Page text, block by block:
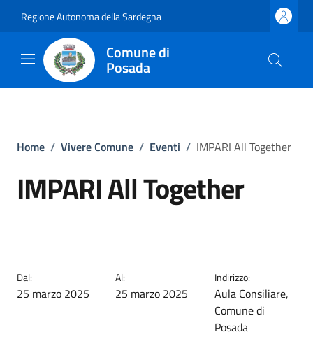
Regione Autonoma della Sardegna
Comune di
Posada
Home / Vivere Comune / Eventi / IMPARI All Together
IMPARI All Together
Dal:
25 marzo 2025
Al:
25 marzo 2025
Indirizzo:
Aula Consiliare,
Comune di
Posada